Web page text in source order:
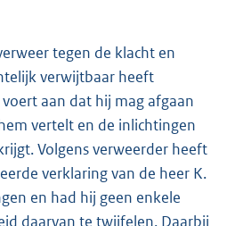
tegen de klacht en
verwijtbaar heeft
aan dat hij mag afgaan
vertelt en de inlichtingen
Volgens verweerder heeft
verklaring van de heer K.
en had hij geen enkele
daarvan te twijfelen. Daarbij